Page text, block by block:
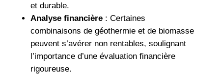
et durable.
Analyse financière: Certaines
combinaisons de géothermie et de biomasse
peuvent s’avérer non rentables, soulignant
l’importance d’une évaluation financière
rigoureuse.